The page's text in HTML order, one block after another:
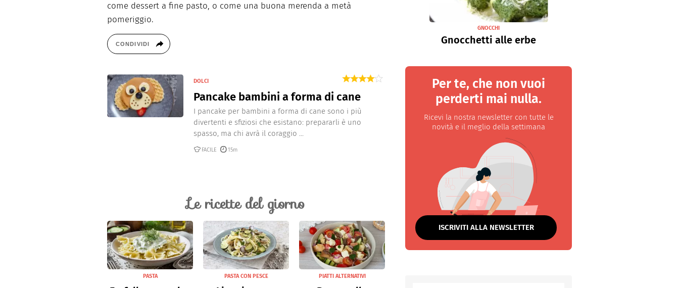
come dessert a fine pasto, o come una buona merenda a metà
pomeriggio.
CONDIVIDI
DOLCI
Pancake bambini a forma di cane
I pancake per bambini a forma di cane sono i più
divertenti e sfiziosi che esistano: prepararli è uno
spasso, ma chi avrà il coraggio ...
FACILE 15m
Le ricette del giorno
PASTA PASTA CON PESCE PIATTI ALTERNATIVI
GNOCCHI
Gnocchetti alle erbe
Per te, che non vuoi
perderti mai nulla.
Ricevi la nostra newsletter con tutte le
novità e il meglio della settimana
ISCRIVITI ALLA NEWSLETTER